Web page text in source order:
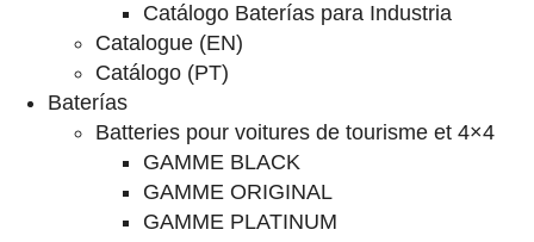
Catálogo Baterías para Industria
Catalogue (EN)
Catálogo (PT)
Baterías
Batteries pour voitures de tourisme et 4×4
GAMME BLACK
GAMME ORIGINAL
GAMME PLATINUM